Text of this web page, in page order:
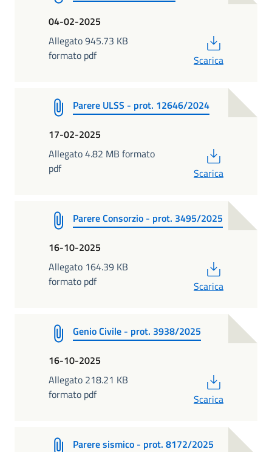
04-02-2025
Allegato 945.73 KB
formato pdf
Scarica
Parere ULSS - prot. 12646/2024
17-02-2025
Allegato 4.82 MB formato
pdf
Scarica
Parere Consorzio - prot. 3495/2025
16-10-2025
Allegato 164.39 KB
formato pdf
Scarica
Genio Civile - prot. 3938/2025
16-10-2025
Allegato 218.21 KB
formato pdf
Scarica
Parere sismico - prot. 8172/2025